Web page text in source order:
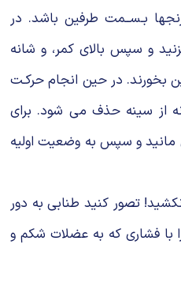
بـســمت طرفین باشد. در
و سپس بالای کمر، و شانه
بخورند. در حین انجام حرکـت
از سینه حذف می شود. برای
مانید و سپس به وضعیت اولیه
تصور کنید طنابی به دور
فشاری که به عضلات شکم و